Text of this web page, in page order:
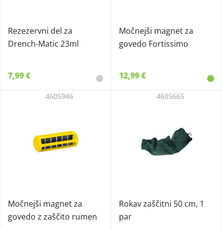
Rezezervni del za
Drench-Matic 23ml
7,99 €
Močnejši magnet za
govedo Fortissimo
12,99 €
Močnejši magnet za
govedo z zaščito rumen
4605946
Rokav zaščitni 50 cm, 1
par
4605665